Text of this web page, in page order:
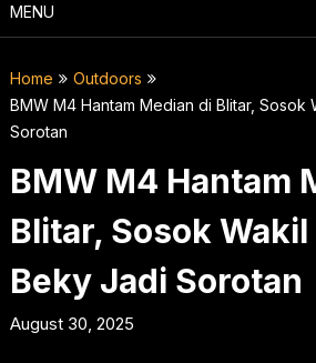
MENU
Home
Outdoors
BMW M4 Hantam Median di Blitar, Sosok
Sorotan
BMW M4 Hantam
Blitar, Sosok
Beky Jadi Sorotan
August 30, 2025